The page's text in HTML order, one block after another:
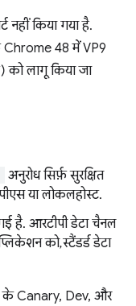
नहीं किया गया है.
Chrome 48 में VP9
लागू किया जा
अनुरोध सिर्फ़ सुरक्षित
या लोकलहोस्ट.
है. आरटीपी डेटा चैनल
को, स्टैंडर्ड डेटा
के Canary, Dev, और